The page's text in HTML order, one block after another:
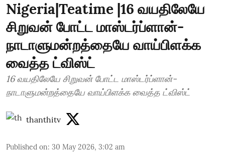
Nigeria|Teatime |16 வயதிலேயே
சிறுவன் போட்ட மாஸ்டர்ப்ளான்-
நாடாளுமன்றத்தையே வாய்பிளக்க
வைத்த ட்விஸ்ட்
16 வயதிலேயே சிறுவன் போட்ட மாஸ்டர்ப்ளான்-
நாடாளுமன்றத்தையே வாய்பிளக்க வைத்த ட்விஸ்ட்
thanthitv
Published on: 30 May 2026, 3:02 am